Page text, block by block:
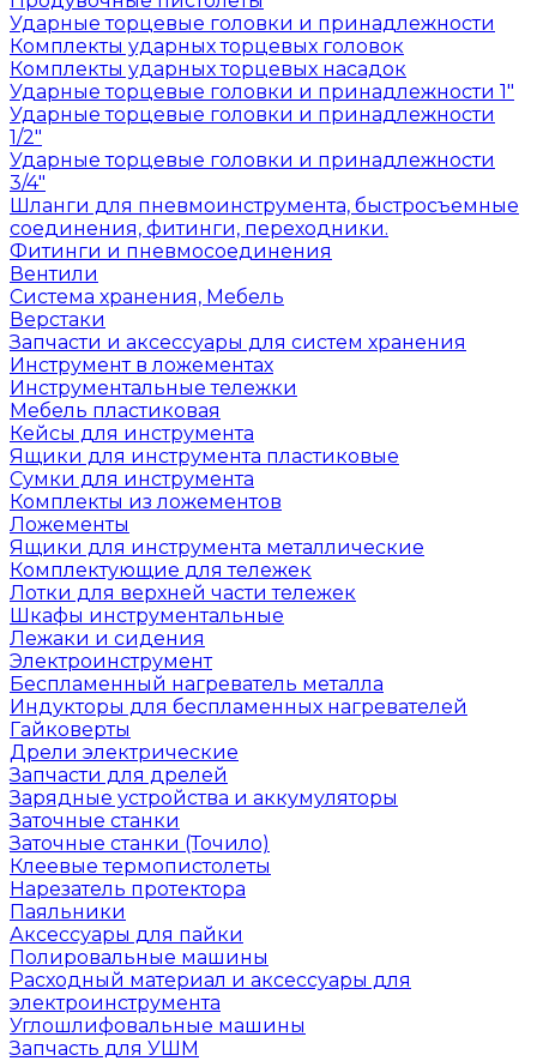
Ударные торцевые головки и принадлежности
Комплекты ударных торцевых головок
Комплекты ударных торцевых насадок
Ударные торцевые головки и принадлежности 1"
Ударные торцевые головки и принадлежности
1/2"
Ударные торцевые головки и принадлежности
3/4"
Шланги для пневмоинструмента, быстросъемные
соединения, фитинги, переходники.
Фитинги и пневмосоединения
Вентили
Система хранения, Мебель
Верстаки
Запчасти и аксессуары для систем хранения
Инструмент в ложементах
Инструментальные тележки
Мебель пластиковая
Кейсы для инструмента
Ящики для инструмента пластиковые
Сумки для инструмента
Комплекты из ложементов
Ложементы
Ящики для инструмента металлические
Комплектующие для тележек
Лотки для верхней части тележек
Шкафы инструментальные
Лежаки и сидения
Электроинструмент
Беспламенный нагреватель металла
Индукторы для беспламенных нагревателей
Гайковерты
Дрели электрические
Запчасти для дрелей
Зарядные устройства и аккумуляторы
Заточные станки
Заточные станки (Точило)
Клеевые термопистолеты
Нарезатель протектора
Паяльники
Аксессуары для пайки
Полировальные машины
Расходный материал и аксессуары для
электроинструмента
Углошлифовальные машины
Запчасть для УШМ